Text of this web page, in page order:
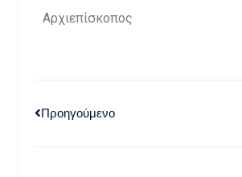
Αρχιεπίσκοπος
Προηγούμενο